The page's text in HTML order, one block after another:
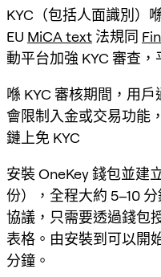
KYC（包括人面識別）
EU MiCA text 法規同
動平台加強 KYC 審查
喺 KYC 審核期間，用
會限制入金或交易功能
鏈上免 KYC
安裝 OneKey 錢包並建
份），全程大約 5–10
協議，只需要透過錢包
表格。由安裝到可以開
分鐘。